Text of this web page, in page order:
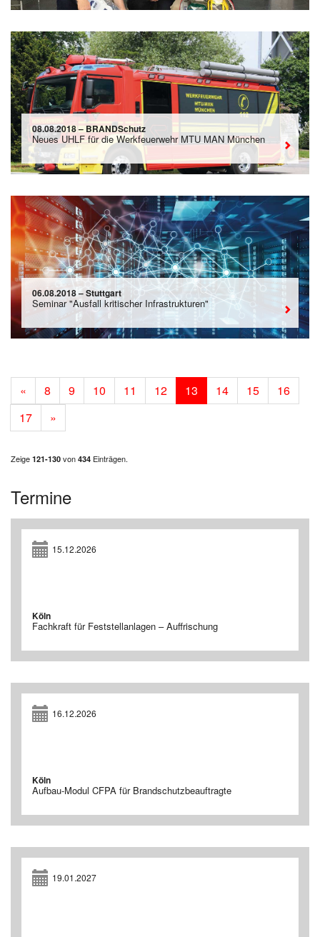
08.08.2018 – BRANDSchutz
Neues UHLF für die Werkfeuerwehr MTU MAN München
06.08.2018 – Stuttgart
Seminar "Ausfall kritischer Infrastrukturen"
« 8 9 10 11 12 13 14 15
16
17
»
Zeige 121-130 von 434 Einträgen.
Termine
15.12.2026
Köln
Fachkraft für Feststellanlagen – Auffrischung
16.12.2026
Köln
Aufbau-Modul CFPA für Brandschutzbeauftragte
19.01.2027